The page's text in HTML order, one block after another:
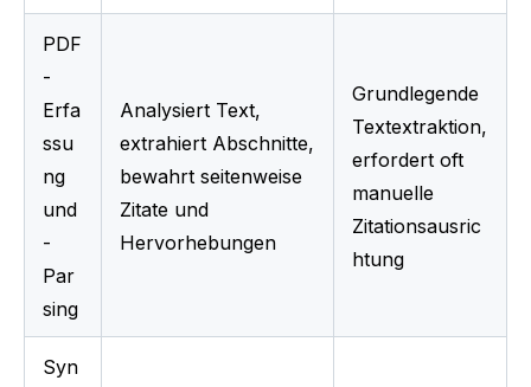
PDF
-
Erfa
ssu
ng
und
-
Par
sing
Analysiert Text,
extrahiert Abschnitte,
bewahrt seitenweise
Zitate und
Hervorhebungen
Grundlegende
Textextraktion,
erfordert oft
manuelle
Zitationsausric
htung
Syn